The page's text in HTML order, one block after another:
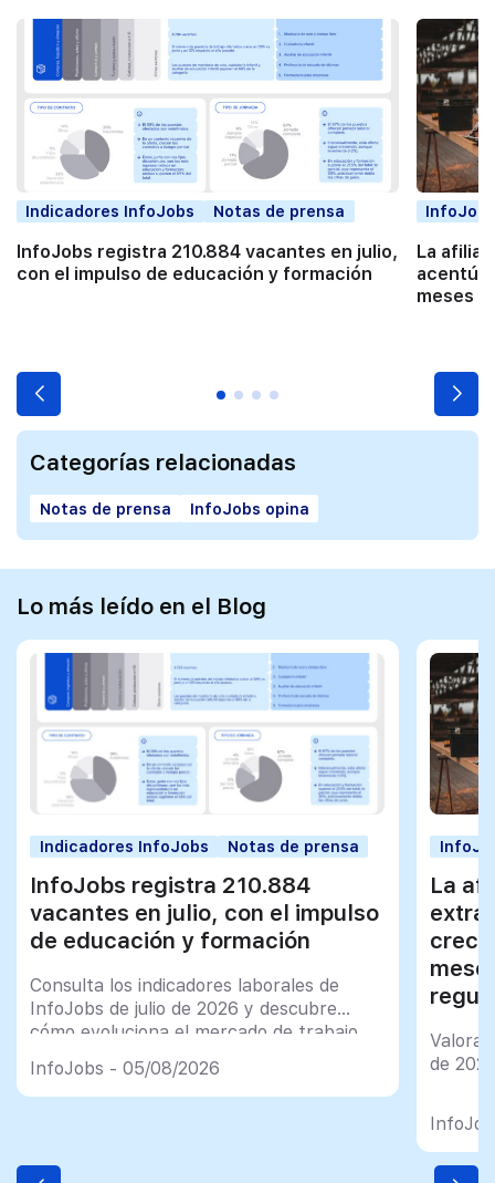
Indicadores InfoJobs Notas de prensa
InfoJobs registra 210.884 vacantes en julio,
con el impulso de educación y formación
La
acentúa
meses
Categorías relacionadas
Notas de prensa InfoJobs opina
Lo más leído en el Blog
Indicadores InfoJobs Notas de prensa
InfoJobs registra 210.884
vacantes en julio, con el impulso
de educación y formación
Consulta los indicadores laborales de
InfoJobs de julio de 2026 y descubre
cómo evoluciona el mercado de trabajo
InfoJobs - 05/08/2026
La
de